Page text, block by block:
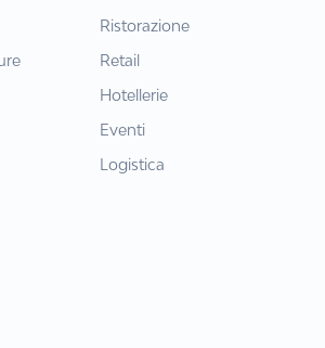
Ristorazione
Retail
Hotellerie
Eventi
Logistica